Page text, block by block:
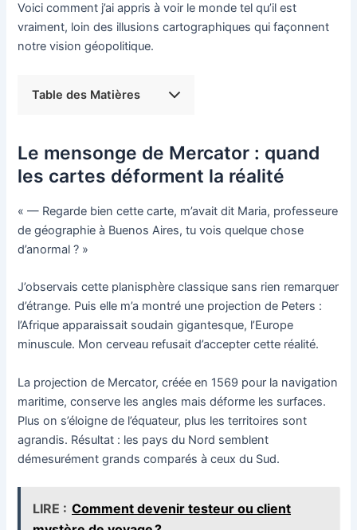
Voici comment j’ai appris à voir le monde tel qu’il est
vraiment, loin des illusions cartographiques qui façonnent
notre vision géopolitique.
Table des Matières
Le mensonge de Mercator : quand
les cartes déforment la réalité
« — Regarde bien cette carte, m’avait dit Maria, professeure
de géographie à Buenos Aires, tu vois quelque chose
d’anormal ? »
J’observais cette planisphère classique sans rien remarquer
d’étrange. Puis elle m’a montré une projection de Peters :
l’Afrique apparaissait soudain gigantesque, l’Europe
minuscule. Mon cerveau refusait d’accepter cette réalité.
La projection de Mercator, créée en 1569 pour la navigation
maritime, conserve les angles mais déforme les surfaces.
Plus on s’éloigne de l’équateur, plus les territoires sont
agrandis. Résultat : les pays du Nord semblent
démesurément grands comparés à ceux du Sud.
LIRE : Comment devenir testeur ou client